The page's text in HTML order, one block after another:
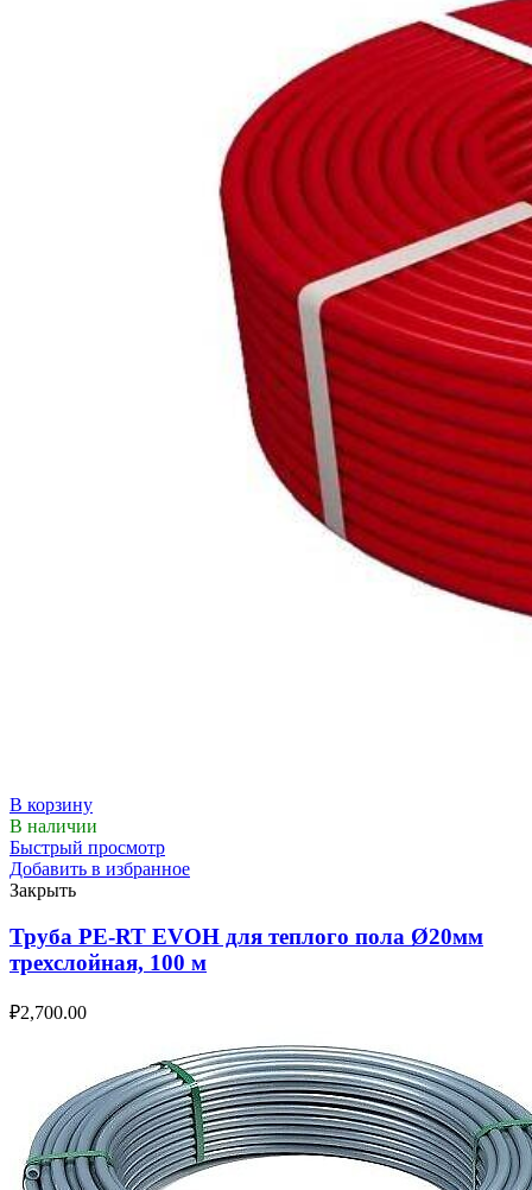
В корзину
В наличии
Быстрый просмотр
Добавить в избранное
Закрыть
Труба PE-RT EVOH для теплого пола Ø20мм
трехслойная, 100 м
₽2,700.00